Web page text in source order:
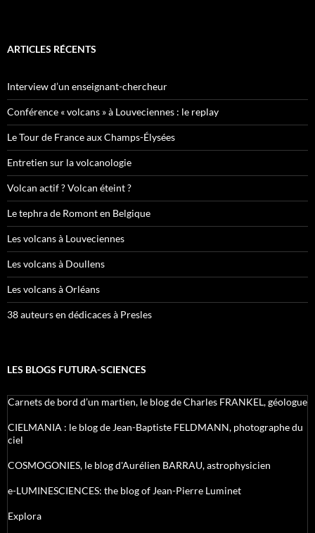
ARTICLES RÉCENTS
Interview d’un enseignant-chercheur
Conférence « volcans » à Louveciennes : le replay
Le Tour de France aux Champs-Élysées
Entretien sur la volcanologie
Volcan actif ? Volcan éteint ?
Le tephra de Romont en Belgique
Les volcans à Louveciennes
Les volcans à Doullens
Les volcans à Orléans
38 auteurs en dédicaces à Presles
LES BLOGS FUTURA-SCIENCES
Carnets de bord d’un martien, le blog de Charles FRANKEL, géologue
CIELMANIA : le blog de Jean-Baptiste FELDMANN, photographe du
ciel
COSMOGONIES, le blog d'Aurélien BARRAU, astrophysicien
e-LUMINESCIENCES: the blog of Jean-Pierre Luminet
Explora